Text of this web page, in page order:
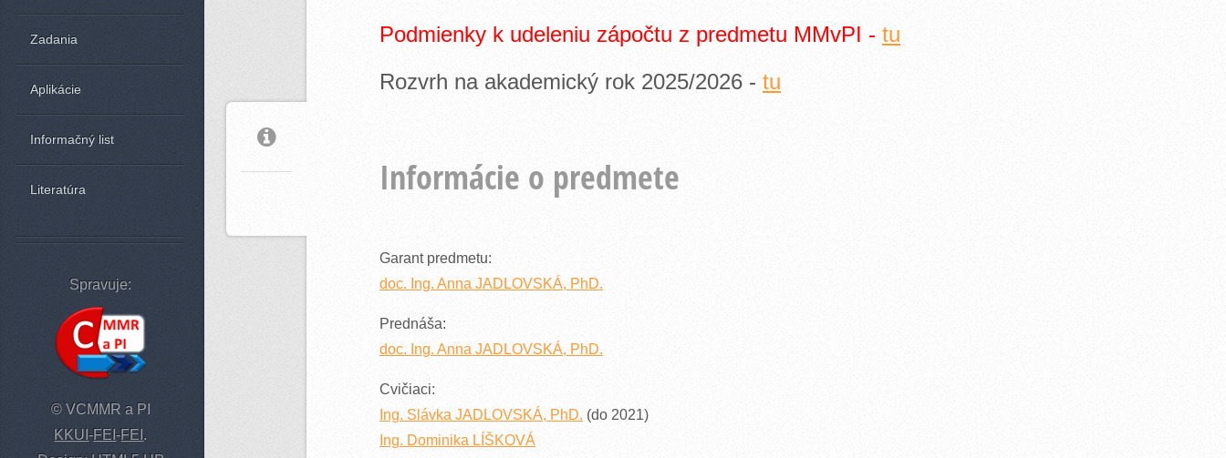
Podmienky k udeleniu zápočtu z predmetu MMvPI - tu
Rozvrh na akademický rok 2025/2026 - tu
Informácie o predmete
Garant predmetu:
doc. Ing. Anna JADLOVSKÁ, PhD.
Prednáša:
doc. Ing. Anna JADLOVSKÁ, PhD.
Cvičiaci:
Ing. Slávka JADLOVSKÁ, PhD. (do 2021)
Ing. Dominika LÍŠKOVÁ
Zadania
Aplikácie
Informačný list
Literatúra
Spravuje:
© VCMMR a PI
KKUI-FEI-FEI.